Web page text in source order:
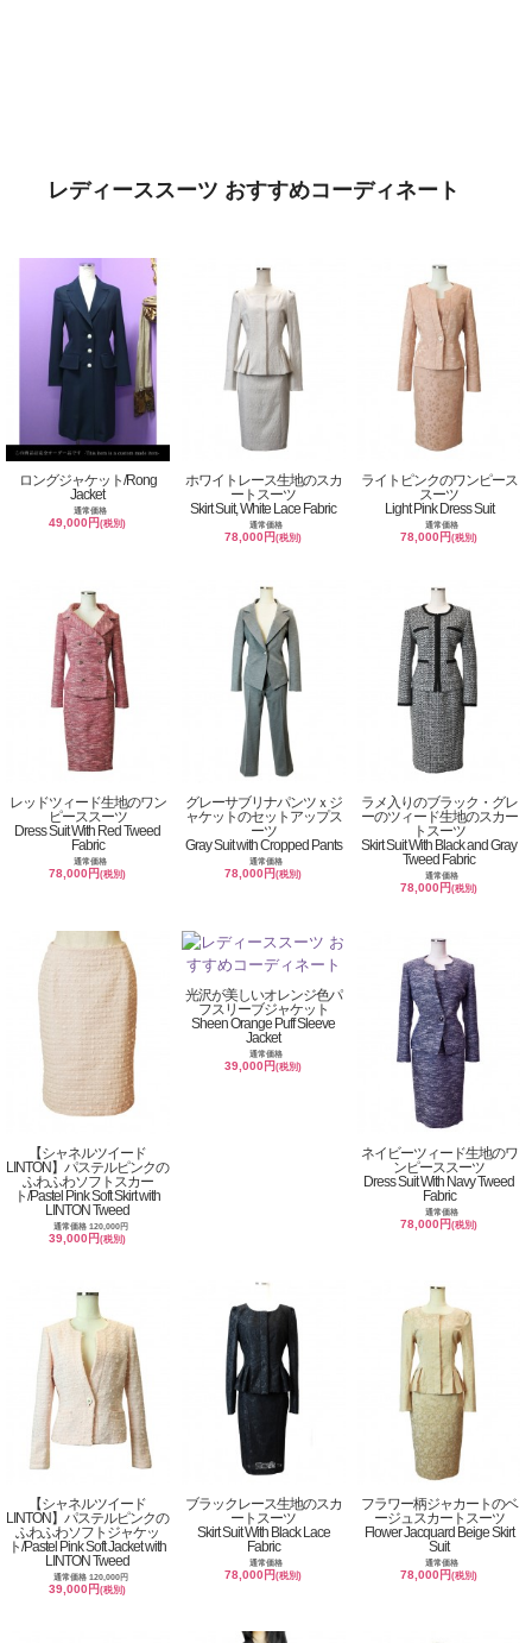
レディーススーツ おすすめコーディネート
ロングジャケット/Rong
Jacket
通常価格
49,000円(税別)
ホワイトレース生地のスカ
ートスーツ
Skirt Suit, White Lace Fabric
通常価格
78,000円(税別)
ライトピンクのワンピース
スーツ
Light Pink Dress Suit
通常価格
78,000円(税別)
レッドツィード生地のワン
ピーススーツ
Dress Suit With Red Tweed
Fabric
通常価格
78,000円(税別)
グレーサブリナパンツｘジ
ャケットのセットアップス
ーツ
Gray Suit with Cropped Pants
通常価格
78,000円(税別)
ラメ入りのブラック・グレ
ーのツィード生地のスカー
トスーツ
Skirt Suit With Black and Gray
Tweed Fabric
通常価格
78,000円(税別)
【シャネルツイード
LINTON】パステルピンクの
ふわふわソフトスカー
ト/Pastel Pink Soft Skirt with
LINTON Tweed
通常価格 120,000円
39,000円(税別)
光沢が美しいオレンジ色パ
フスリーブジャケット
Sheen Orange Puff Sleeve
Jacket
通常価格
39,000円(税別)
ネイビーツィード生地のワ
ンピーススーツ
Dress Suit With Navy Tweed
Fabric
通常価格
78,000円(税別)
【シャネルツイード
LINTON】パステルピンクの
ふわふわソフトジャケッ
ト/Pastel Pink Soft Jacket with
LINTON Tweed
通常価格 120,000円
39,000円(税別)
ブラックレース生地のスカ
ートスーツ
Skirt Suit With Black Lace
Fabric
通常価格
78,000円(税別)
フラワー柄ジャカートのベ
ージュスカートスーツ
Flower Jacquard Beige Skirt
Suit
通常価格
78,000円(税別)